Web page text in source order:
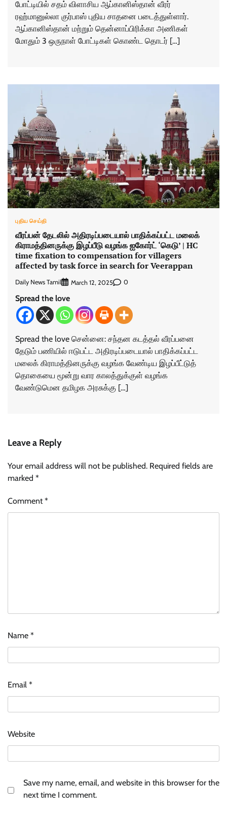
போட்டியில் சதம் விளாசிய ஆப்கானிஸ்தான் வீரர்
ரஹ்மானுல்லா குர்பாஸ் புதிய சாதனை படைத்துள்ளார்.
ஆப்கானிஸ்தான் மற்றும் தென்னாப்பிரிக்கா அணிகள்
மோதும் 3 ஒருநாள் போட்டிகள் கொண்ட தொடர் […]
புதிய செய்தி
வீரப்பன் தேடலில் அதிரடிப்படையால் பாதிக்கப்பட்ட மலைக்
கிராமத்தினருக்கு இழப்பீடு வழங்க ஐகோர்ட் ‘கெடு’ | HC
time fixation to compensation for villagers
affected by task force in search for Veerappan
Daily News Tamil March 12, 2025 0
Spread the love
Spread the love சென்னை: சந்தன கடத்தல் வீரப்பனை
தேடும் பணியில் ஈடுபட்ட அதிரடிப்படையால் பாதிக்கப்பட்ட
மலைக் கிராமத்தினருக்கு வழங்க வேண்டிய இழப்பீட்டுத்
தொகையை மூன்று வார காலத்துக்குள் வழங்க
வேண்டுமென தமிழக அரசுக்கு […]
Leave a Reply
Your email address will not be published. Required fields are
marked *
Comment*
Name *
Email *
Website
Save my name, email, and website in this browser for the
next time I comment.